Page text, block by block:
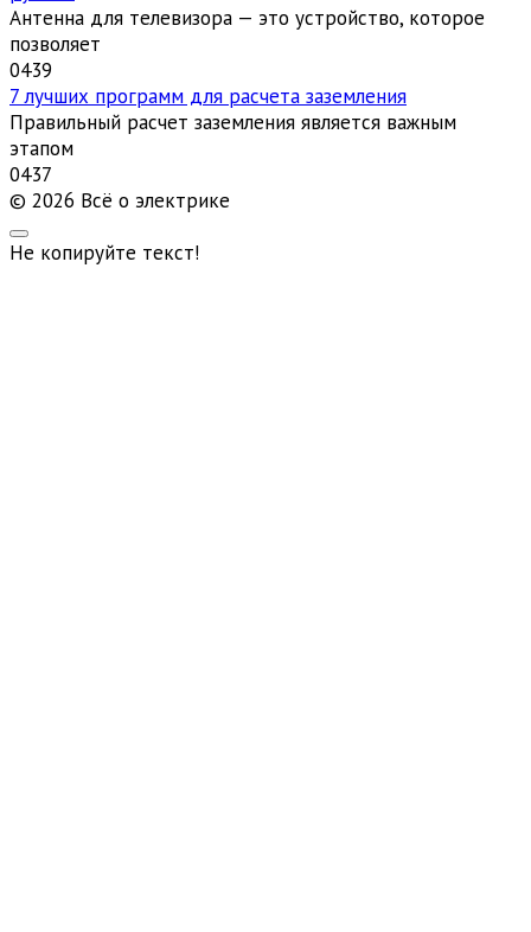
Антенна для телевизора — это устройство, которое
позволяет
0439
7 лучших программ для расчета заземления
Правильный расчет заземления является важным
этапом
0437
© 2026 Всё о электрике
Не копируйте текст!